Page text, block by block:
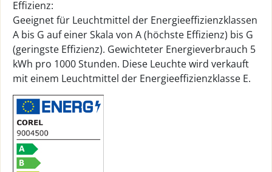
Effizienz:
Geeignet für Leuchtmittel der Energieeffizienzklassen
A bis G auf einer Skala von A (höchste Effizienz) bis G
(geringste Effizienz). Gewichteter Energieverbrauch 5
kWh pro 1000 Stunden. Diese Leuchte wird verkauft
mit einem Leuchtmittel der Energieeffizienzklasse E.